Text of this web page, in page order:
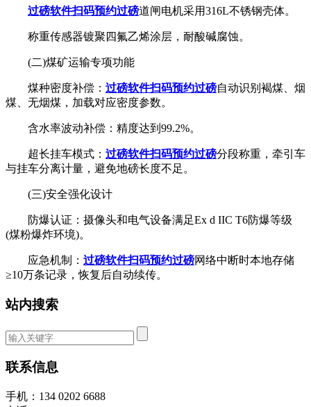
过磅软件扫码预约过磅道闸电机采用316L不锈钢壳体。
称重传感器镀聚四氟乙烯涂层，耐酸碱腐蚀。
(二)煤矿运输专项功能
煤种密度补偿： 过磅软件扫码预约过磅自动识别褐煤、烟
煤、无烟煤，加载对应密度参数。
含水率波动补偿：精度达到99.2%。
超长挂车模式： 过磅软件扫码预约过磅分段称重，牵引车
与挂车分离计量，避免地磅长度不足。
(三)安全强化设计
防爆认证：摄像头和电气设备满足Ex d IIC T6防爆等级
(煤粉爆炸环境)。
应急机制： 过磅软件扫码预约过磅网络中断时本地存储
≥10万条记录，恢复后自动续传。
站内搜索
联系信息
手机：134 0202 6688